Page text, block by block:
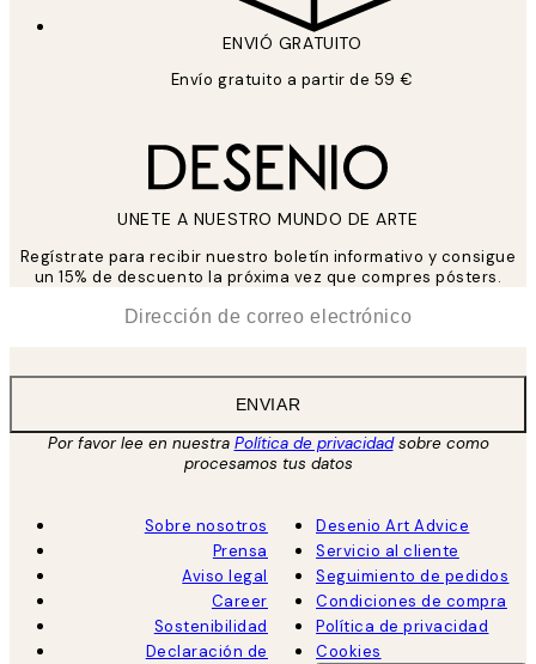
ENVIÓ GRATUITO
Envío gratuito a partir de 59 €
UNETE A NUESTRO MUNDO DE ARTE
Regístrate para recibir nuestro boletín informativo y consigue
un 15% de descuento la próxima vez que compres pósters.
ENVIAR
Por favor lee en nuestra Política de privacidadsobre como
procesamos tus datos
Sobre nosotros
Prensa
Aviso legal
Career
Sostenibilidad
Declaración de
Desenio Art Advice
Servicio al cliente
Seguimiento de pedidos
Condiciones de compra
Política de privacidad
Cookies